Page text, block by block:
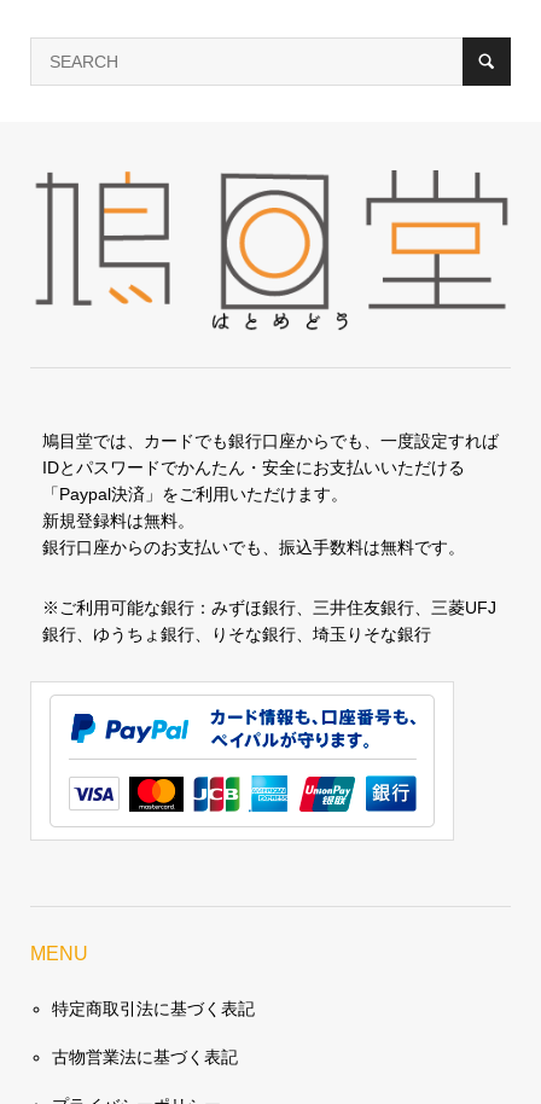
鳩目堂では、カードでも銀行口座からでも、一度設定すれば
IDとパスワードでかんたん・安全にお支払いいただける
「Paypal決済」をご利用いただけます。
新規登録料は無料。
銀行口座からのお支払いでも、振込手数料は無料です。
※ご利用可能な銀行：みずほ銀行、三井住友銀行、三菱UFJ
銀行、ゆうちょ銀行、りそな銀行、埼玉りそな銀行
MENU
特定商取引法に基づく表記
古物営業法に基づく表記